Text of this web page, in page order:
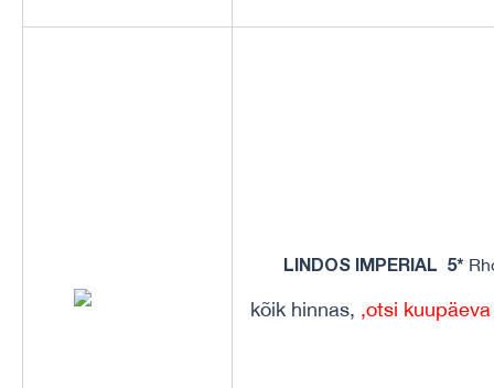
LINDOS IMPERIAL 5*
kõik hinnas, ,otsi kuupäeva